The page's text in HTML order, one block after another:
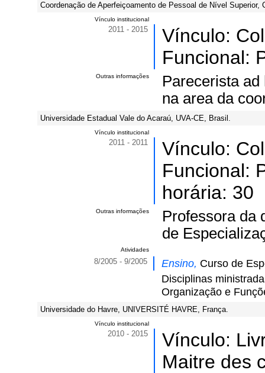
Coordenação de Aperfeiçoamento de Pessoal de Nível Superior,
Vínculo institucional
2011 - 2015
Vínculo:
Funcional:
Outras informações
Parecerista
na area da
Universidade Estadual Vale do Acaraú, UVA-CE, Brasil.
Vínculo institucional
2011 - 2011
Vínculo:
Funcional:
horária: 30
Outras informações
Professora da
de
Atividades
8/2005 - 9/2005 Ensino, Curso de
Disciplinas
Organização e
Universidade do Havre, UNIVERSITÉ HAVRE, França.
Vínculo institucional
2010 - 2015
Vínculo:
Maitre des